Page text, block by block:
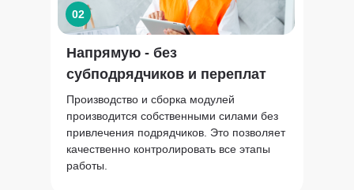
Напрямую - без
субподрядчиков и переплат
Производство и сборка модулей
производится собственными силами без
привлечения подрядчиков. Это позволяет
качественно контролировать все этапы
работы.
02